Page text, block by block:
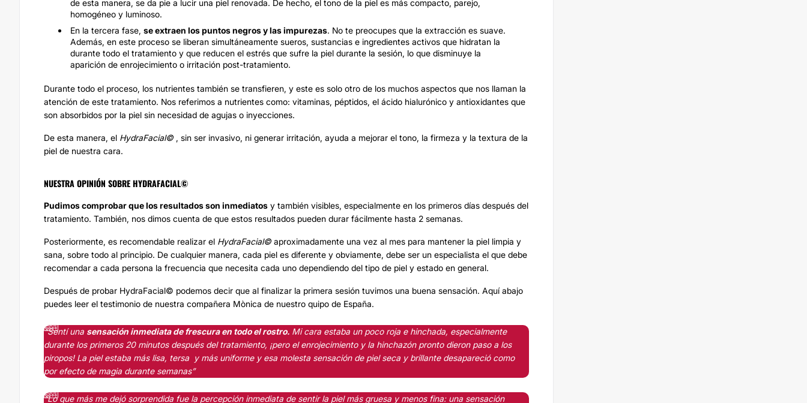
de esta manera, se da pie a lucir una piel renovada. De hecho, el tono de la piel es más compacto, parejo,
homogéneo y luminoso.
En la tercera fase, se extraen los puntos negros y las impurezas. No te preocupes que la extracción es suave.
Además, en este proceso se liberan simultáneamente sueros, sustancias e ingredientes activos que hidratan la
durante todo el tratamiento y que reducen el estrés que sufre la piel durante la sesión, lo que disminuye la
aparición de enrojecimiento o irritación post-tratamiento.
Durante todo el proceso, los nutrientes también se transfieren, y este es solo otro de los muchos aspectos que nos llaman la
atención de este tratamiento. Nos referimos a nutrientes como: vitaminas, péptidos, el ácido hialurónico y antioxidantes que
son absorbidos por la piel sin necesidad de agujas o inyecciones.
De esta manera, el HydraFacial© , sin ser invasivo, ni generar irritación, ayuda a mejorar el tono, la firmeza y la textura de la
piel de nuestra cara.
NUESTRA OPINIÓN SOBRE HYDRAFACIAL©
Pudimos comprobar que los resultados son inmediatos y también visibles, especialmente en los primeros días después del
tratamiento. También, nos dimos cuenta de que estos resultados pueden durar fácilmente hasta 2 semanas.
Posteriormente, es recomendable realizar el HydraFacial© aproximadamente una vez al mes para mantener la piel limpia y
sana, sobre todo al principio. De cualquier manera, cada piel es diferente y obviamente, debe ser un especialista el que debe
recomendar a cada persona la frecuencia que necesita cada uno dependiendo del tipo de piel y estado en general.
Después de probar HydraFacial© podemos decir que al finalizar la primera sesión tuvimos una buena sensación. Aquí abajo
puedes leer el testimonio de nuestra compañera Mònica de nuestro quipo de España.
“Sentí una sensación inmediata de frescura en todo el rostro. Mi cara estaba un poco roja e hinchada, especialmente
durante los primeros 20 minutos después del tratamiento, ¡pero el enrojecimiento y la hinchazón pronto dieron paso a los
piropos! La piel estaba más lisa, tersa y más uniforme y esa molesta sensación de piel seca y brillante desapareció como
por efecto de magia durante semanas”
“Lo que más me dejó sorprendida fue la percepción inmediata de sentir la piel más gruesa y menos fina: una sensación